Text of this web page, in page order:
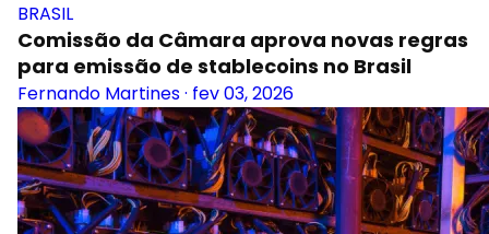
BRASIL
Comissão da Câmara aprova novas regras
para emissão de stablecoins no Brasil
Fernando Martines· fev 03, 2026